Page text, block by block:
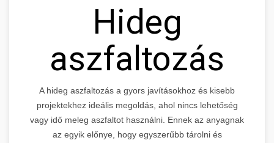
Hideg
aszfaltozás
A hideg aszfaltozás a gyors javításokhoz és kisebb
projektekhez ideális megoldás, ahol nincs lehetőség
vagy idő meleg aszfaltot használni. Ennek az anyagnak
az egyik előnye, hogy egyszerűbb tárolni és